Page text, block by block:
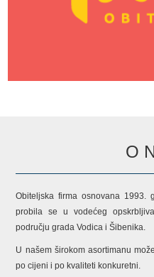
O
Obiteljska firma osnovana 1993.
probila se u vodećeg
području grada Vodica i Šibenika.
U našem širokom asortimanu
po cijeni i po kvaliteti konkuretni.